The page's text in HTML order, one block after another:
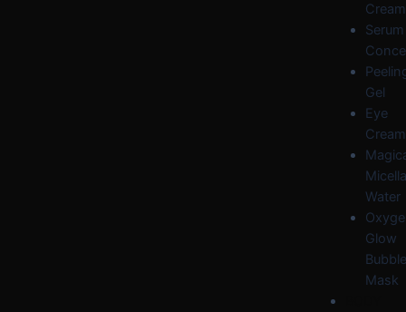
Cream
Serum
Gel
Eye
Cream
Water
Glow
Bubble
Mask